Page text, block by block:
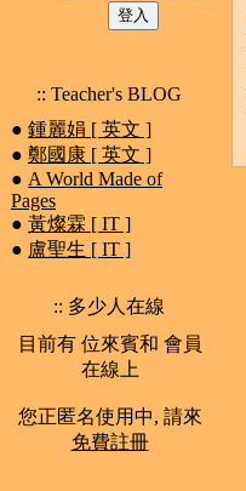
:: Teacher's BLOG
● 鍾麗娟 [ 英文 ]
● 鄭國康 [ 英文 ]
● A World Made of
Pages
● 黃燦霖 [ IT ]
● 盧聖生 [ IT ]
:: 多少人在線
目前有 位來賓和 會員
在線上
您正匿名使用中, 請來
免費註冊